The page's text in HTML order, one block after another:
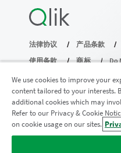
法律协议 产品条款
使用条款
商标
Do
版权所有 © 1993-2026
加入分析现代化计划
We use cookies to improve your
content tailored to your interests.
additional cookies which may
Refer to our Privacy & Cookie
on cookie usage on our sites.